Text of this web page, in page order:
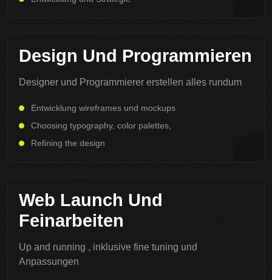
Design Und Programmieren
Designer und Programmierer erstellen alles rundum
Entwicklung wireframes und mockups
Choosing typography, color palettes,
Refining the design
Web Launch Und
Feinarbeiten
Up and running , inklusive fine tuning und
Anpassungen